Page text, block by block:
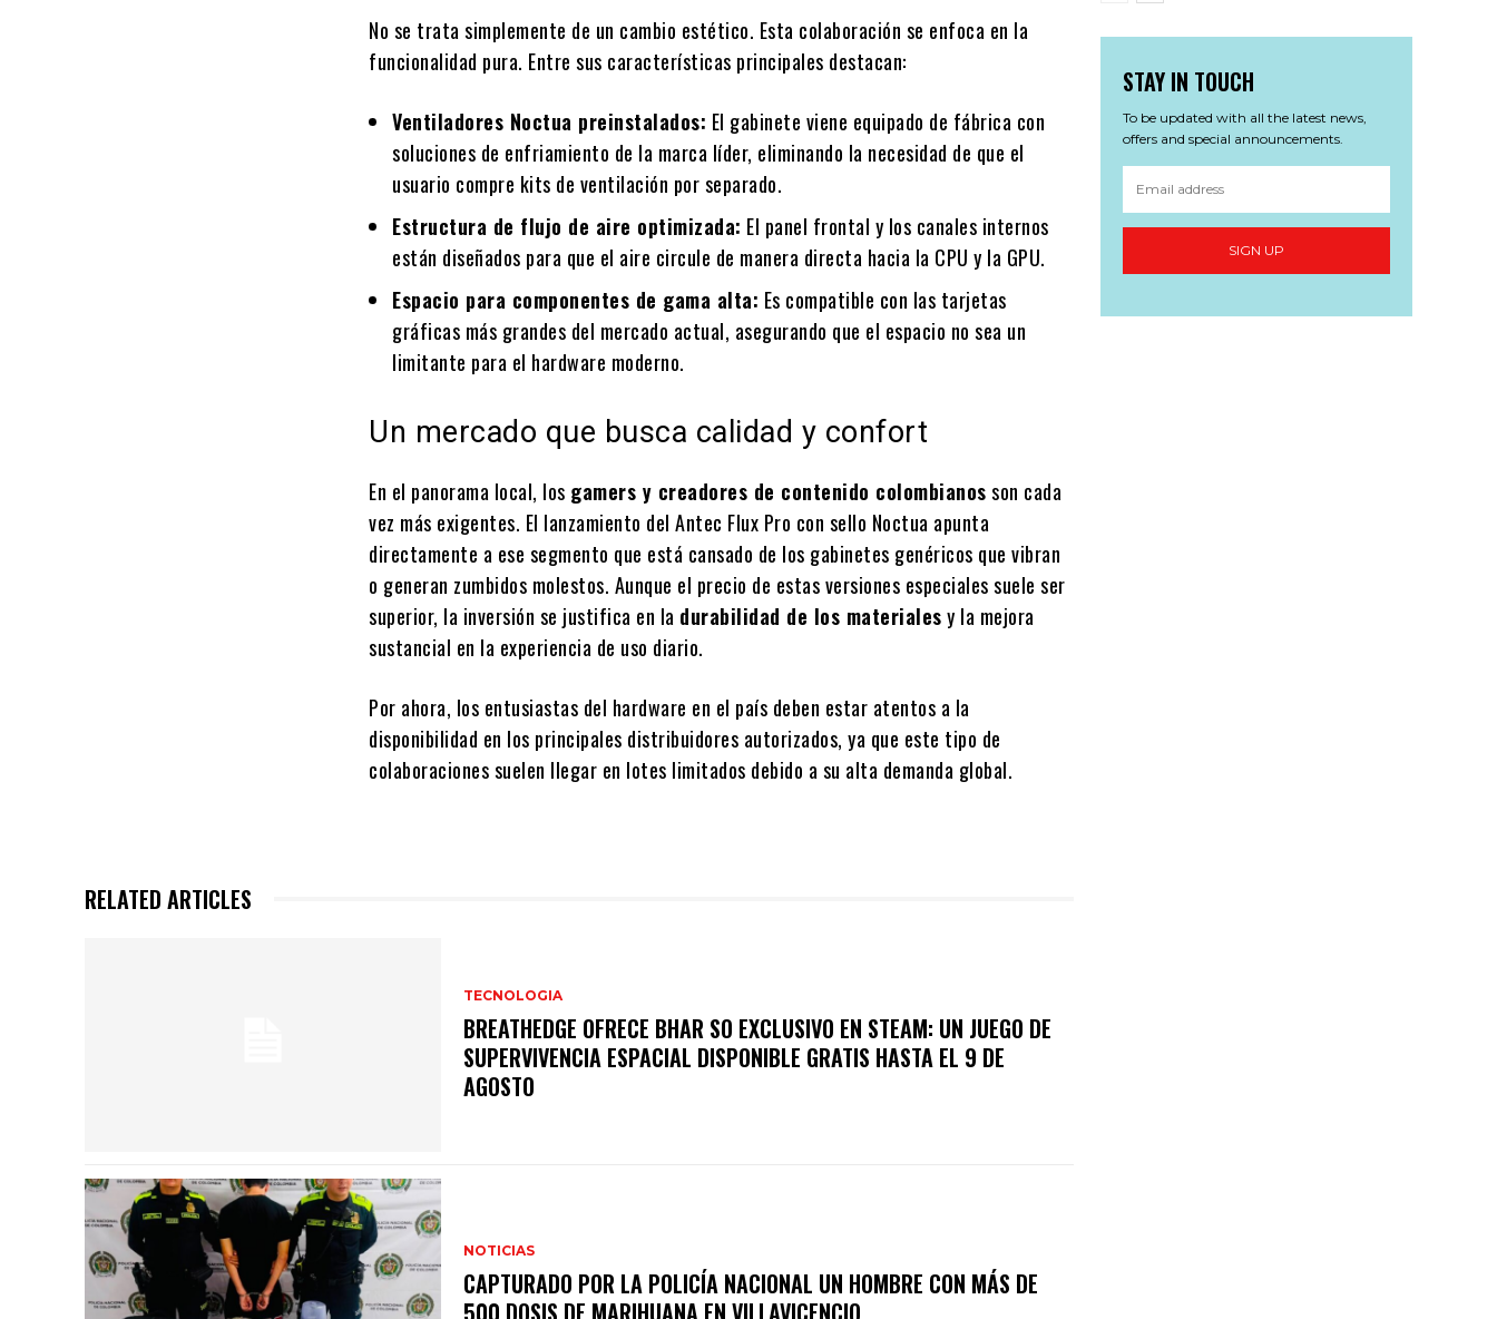
No se trata simplemente de un cambio estético. Esta colaboración se enfoca en la
funcionalidad pura. Entre sus características principales destacan:
Ventiladores Noctua preinstalados: El gabinete viene equipado de fábrica con
soluciones de enfriamiento de la marca líder, eliminando la necesidad de que el
usuario compre kits de ventilación por separado.
Estructura de flujo de aire optimizada: El panel frontal y los canales internos
están diseñados para que el aire circule de manera directa hacia la CPU y la GPU.
Espacio para componentes de gama alta: Es compatible con las tarjetas
gráficas más grandes del mercado actual, asegurando que el espacio no sea un
limitante para el hardware moderno.
Un mercado que busca calidad y confort
En el panorama local, los gamers y creadores de contenido colombianosson cada
vez más exigentes. El lanzamiento del Antec Flux Pro con sello Noctua apunta
directamente a ese segmento que está cansado de los gabinetes genéricos que vibran
o generan zumbidos molestos. Aunque el precio de estas versiones especiales suele ser
superior, la inversión se justifica en la durabilidad de los materialesy la mejora
sustancial en la experiencia de uso diario.
Por ahora, los entusiastas del hardware en el país deben estar atentos a la
disponibilidad en los principales distribuidores autorizados, ya que este tipo de
colaboraciones suelen llegar en lotes limitados debido a su alta demanda global.
RELATED ARTICLES
TECNOLOGIA
BREATHEDGE OFRECE BHAR SO EXCLUSIVO EN STEAM: UN JUEGO DE
SUPERVIVENCIA ESPACIAL DISPONIBLE GRATIS HASTA EL 9 DE
AGOSTO
NOTICIAS
CAPTURADO POR LA POLICÍA NACIONAL UN HOMBRE CON MÁS DE
500 DOSIS DE MARIHUANA EN VILLAVICENCIO
STAY IN TOUCH
To be updated with all the latest news,
offers and special announcements.
SIGN UP